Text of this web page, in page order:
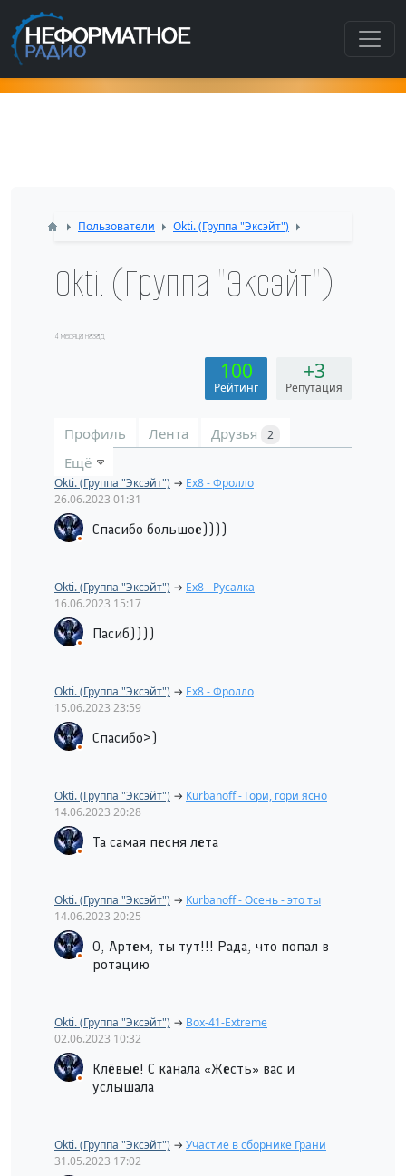
Как попасть в этот раздел???
Пользователи Okti. (Группа "Эксэйт")
Okti. (Группа "Эксэйт")
4 месяца назад
+3
Репутация
100
Рейтинг
Профиль Лента Друзья 2
Ещё
Okti. (Группа "Эксэйт") → Ex8 - Фролло
26.06.2023 01:31
Спасибо большое))))
Okti. (Группа "Эксэйт") → Ex8 - Русалка
16.06.2023 15:17
Пасиб))))
Okti. (Группа "Эксэйт") → Ex8 - Фролло
15.06.2023 23:59
Спасибо>)
Okti. (Группа "Эксэйт") → Kurbanoff - Гори, гори ясно
14.06.2023 20:28
Та самая песня лета
Okti. (Группа "Эксэйт") → Kurbanoff - Осень - это ты
14.06.2023 20:25
О, Артем, ты тут!!! Рада, что попал в
ротацию
Okti. (Группа "Эксэйт") → Box-41-Extreme
02.06.2023 10:32
Клёвые! С канала «Жесть» вас и
услышала
Okti. (Группа "Эксэйт") → Участие в сборнике Грани
31.05.2023 17:02